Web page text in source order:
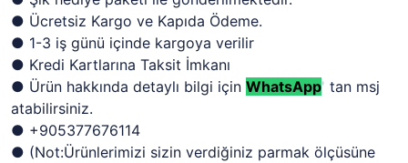
● Ücretsiz Kargo ve Kapıda Ödeme.
● 1-3 iş günü içinde kargoya verilir
● Kredi Kartlarına Taksit İmkanı
● Ürün hakkında detaylı bilgi için WhatsApp' tan msj
atabilirsiniz.
● +905377676114
● (Not:Ürünlerimizi sizin verdiğiniz parmak ölçüsüne